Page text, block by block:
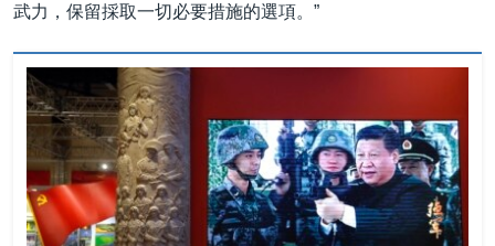
武力，保留採取一切必要措施的選項。”